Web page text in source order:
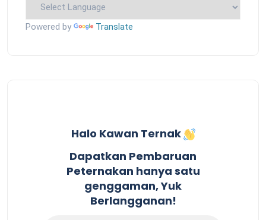
Powered by Translate
Halo Kawan Ternak
Dapatkan Pembaruan
Peternakan hanya satu
genggaman, Yuk
Berlangganan!